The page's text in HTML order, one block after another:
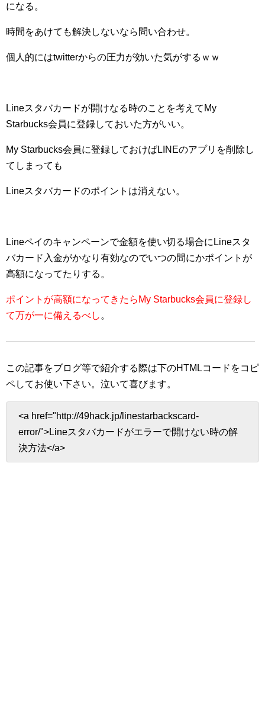
になる。
時間をあけても解決しないなら問い合わせ。
個人的にはtwitterからの圧力が効いた気がするｗｗ
Lineスタバカードが開けなる時のことを考えてMy
Starbucks会員に登録しておいた方がいい。
My Starbucks会員に登録しておけばLINEのアプリを削除し
てしまっても
Lineスタバカードのポイントは消えない。
Lineペイのキャンペーンで金額を使い切る場合にLineスタ
バカード入金がかなり有効なのでいつの間にかポイントが
高額になってたりする。
ポイントが高額になってきたらMy Starbucks会員に登録し
て万が一に備えるべし 。
この記事をブログ等で紹介する際は下のHTMLコードをコピ
ペしてお使い下さい。 泣いて喜びます。
<a href="http://49hack.jp/linestarbackscard-
error/">Lineスタバカードがエラーで開けない時の解
決方法</a>